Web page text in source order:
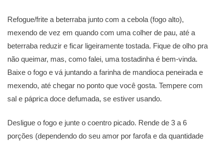
Refogue/frite a beterraba junto com a cebola (fogo alto),
mexendo de vez em quando com uma colher de pau, até a
beterraba reduzir e ficar ligeiramente tostada. Fique de olho pra
não queimar, mas, como falei, uma tostadinha é bem-vinda.
Baixe o fogo e vá juntando a farinha de mandioca peneirada e
mexendo, até chegar no ponto que você gosta. Tempere com
sal e páprica doce defumada, se estiver usando.
Desligue o fogo e junte o coentro picado. Rende de 3 a 6
porções (dependendo do seu amor por farofa e da quantidade